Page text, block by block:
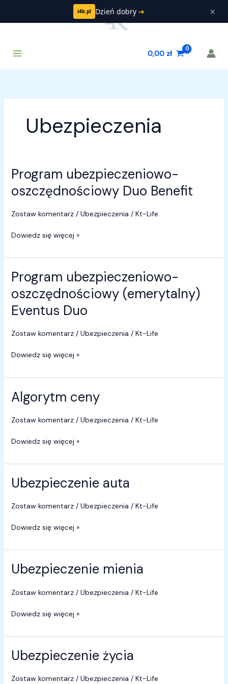
0,00 zł
Ubezpieczenia
Program ubezpieczeniowo-
oszczędnościowy Duo Benefit
Zostaw komentarz / Ubezpieczenia / Kt-Life
Program
ubezpieczeniowo-
oszczędnościowy
Benefit
Dowiedz się więcej »
Program ubezpieczeniowo-
oszczędnościowy (emerytalny)
Eventus Duo
Zostaw komentarz / Ubezpieczenia / Kt-Life
Program
ubezpieczeniowo-
oszczędnościowy
(emerytalny)
Duo
Dowiedz się więcej »
Algorytm ceny
Zostaw komentarz / Ubezpieczenia / Kt-Life
Algorytm
ceny
Dowiedz się więcej »
Ubezpieczenie auta
Zostaw komentarz / Ubezpieczenia / Kt-Life
Ubezpieczenie
Dowiedz się więcej »
Ubezpieczenie mienia
Zostaw komentarz / Ubezpieczenia / Kt-Life
Ubezpieczenie
Dowiedz się więcej »
Ubezpieczenie życia
Zostaw komentarz / Ubezpieczenia / Kt-Life
Ubezpieczenie
i4k.pl Dzień dobry ➔ ×